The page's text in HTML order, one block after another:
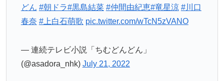
どん #朝ドラ#黒島結菜 #仲間由紀恵#竜星涼 #川口
春奈 #上白石萌歌 pic.twitter.com/wTcN5zVANO
— 連続テレビ小説「ちむどんどん」
(@asadora_nhk) July 21, 2022